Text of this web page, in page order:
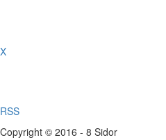
X
RSS
Copyright © 2016 - 8 Sidor